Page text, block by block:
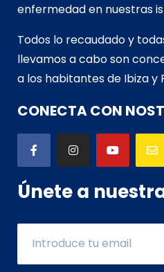
enfermedad en nuestras
Todos lo recaudado y
llevamos a cabo son
a los habitantes de Ibiza y
CONECTA CON
Únete a